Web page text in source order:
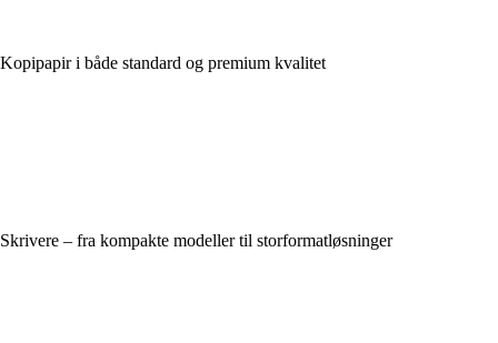
Kopipapir i både standard og premium kvalitet
Skrivere – fra kompakte modeller til storformatløsninger